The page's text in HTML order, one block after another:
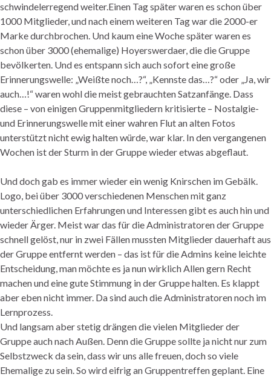
schwindelerregend weiter.Einen Tag später waren es schon über
1000 Mitglieder, und nach einem weiteren Tag war die 2000-er
Marke durchbrochen. Und kaum eine Woche später waren es
schon über 3000 (ehemalige) Hoyerswerdaer, die die Gruppe
bevölkerten. Und es entspann sich auch sofort eine große
Erinnerungswelle: „Weißte noch…?“, „Kennste das…?“ oder „Ja, wir
auch…!“ waren wohl die meist gebrauchten Satzanfänge. Dass
diese – von einigen Gruppenmitgliedern kritisierte – Nostalgie-
und Erinnerungswelle mit einer wahren Flut an alten Fotos
unterstützt nicht ewig halten würde, war klar. In den vergangenen
Wochen ist der Sturm in der Gruppe wieder etwas abgeflaut.
Und doch gab es immer wieder ein wenig Knirschen im Gebälk.
Logo, bei über 3000 verschiedenen Menschen mit ganz
unterschiedlichen Erfahrungen und Interessen gibt es auch hin und
wieder Ärger. Meist war das für die Administratoren der Gruppe
schnell gelöst, nur in zwei Fällen mussten Mitglieder dauerhaft aus
der Gruppe entfernt werden – das ist für die Admins keine leichte
Entscheidung, man möchte es ja nun wirklich Allen gern Recht
machen und eine gute Stimmung in der Gruppe halten. Es klappt
aber eben nicht immer. Da sind auch die Administratoren noch im
Lernprozess.
Und langsam aber stetig drängen die vielen Mitglieder der
Gruppe auch nach Außen. Denn die Gruppe sollte ja nicht nur zum
Selbstzweck da sein, dass wir uns alle freuen, doch so viele
Ehemalige zu sein. So wird eifrig an Gruppentreffen geplant. Eine